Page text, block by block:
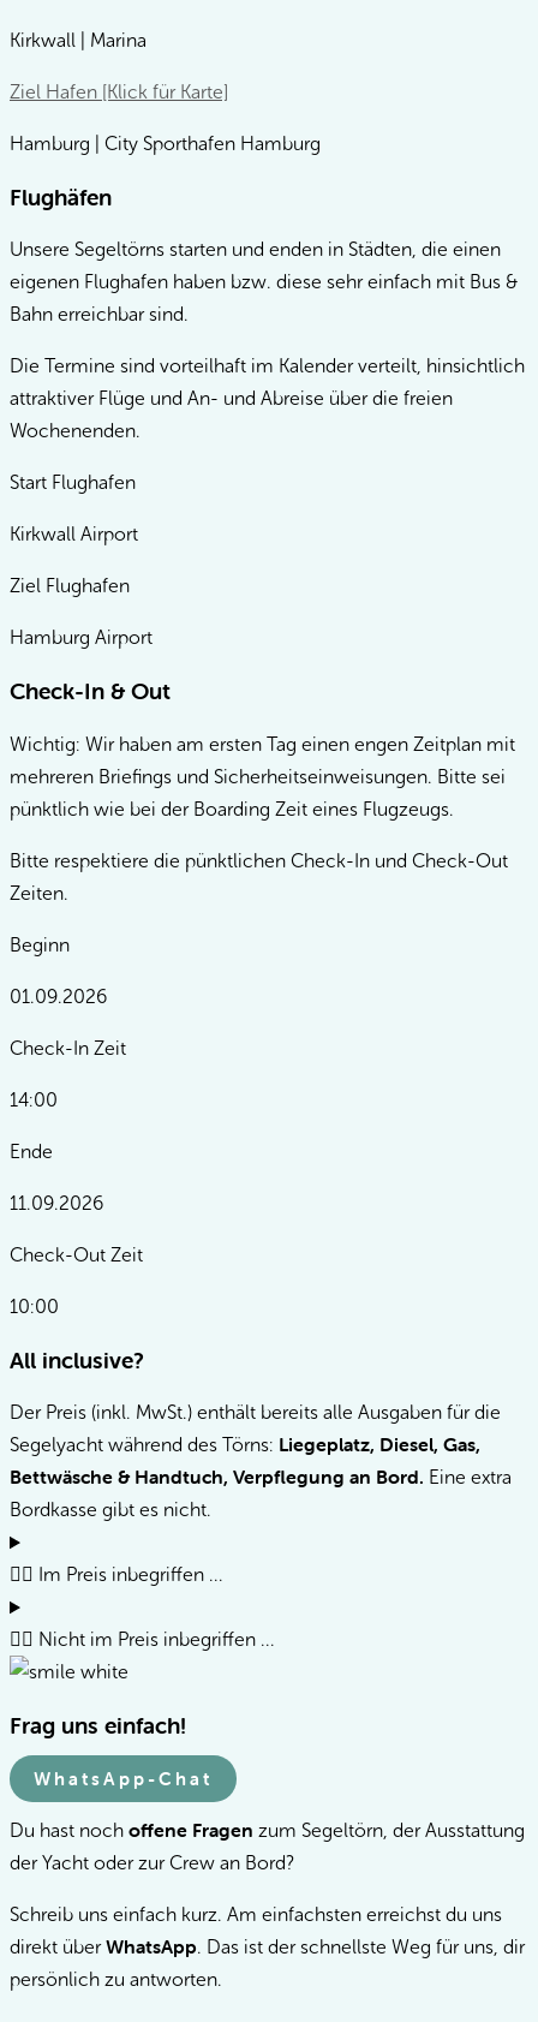
Kirkwall | Marina
Ziel Hafen [Klick für Karte]
Hamburg | City Sporthafen Hamburg
Flughäfen
Unsere Segeltörns starten und enden in Städten, die einen
eigenen Flughafen haben bzw. diese sehr einfach mit Bus &
Bahn erreichbar sind.
Die Termine sind vorteilhaft im Kalender verteilt, hinsichtlich
attraktiver Flüge und An- und Abreise über die freien
Wochenenden.
Start Flughafen
Kirkwall Airport
Ziel Flughafen
Hamburg Airport
Check-In & Out
Wichtig: Wir haben am ersten Tag einen engen Zeitplan mit
mehreren Briefings und Sicherheitseinweisungen. Bitte sei
pünktlich wie bei der Boarding Zeit eines Flugzeugs.
Bitte respektiere die pünktlichen Check-In und Check-Out
Zeiten.
Beginn
01.09.2026
Check-In Zeit
14:00
Ende
11.09.2026
Check-Out Zeit
10:00
All inclusive?
Der Preis (inkl. MwSt.) enthält bereits alle Ausgaben für die
Segelyacht während des Törns: Liegeplatz, Diesel, Gas,
Bettwäsche & Handtuch, Verpflegung an Bord. Eine extra
Bordkasse gibt es nicht.
👌🏻 Im Preis inbegriffen ...
✋🏻 Nicht im Preis inbegriffen ...
Frag uns einfach!
WhatsApp-Chat
Du hast noch offene Fragen zum Segeltörn, der Ausstattung
der Yacht oder zur Crew an Bord?
Schreib uns einfach kurz. Am einfachsten erreichst du uns
direkt überWhatsApp. Das ist der schnellste Weg für uns, dir
persönlich zu antworten.